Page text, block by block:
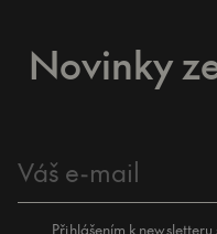
Novinky
Přihlášením k newsletteru